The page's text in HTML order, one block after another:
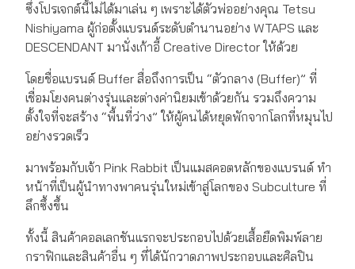
ซึ่งโปรเจกต์นี้ไม่ได้มาเล่น ๆ เพราะได้ตัวพ่ออย่างคุณ Tetsu
Nishiyama ผู้ก่อตั้งแบรนด์ระดับตำนานอย่าง WTAPS และ
DESCENDANT มานั่งเก้าอี้ Creative Director ให้ด้วย
โดยชื่อแบรนด์ Buffer สื่อถึงการเป็น “ตัวกลาง (Buffer)” ที่
เชื่อมโยงคนต่างรุ่นและต่างค่านิยมเข้าด้วยกัน รวมถึงความ
ตั้งใจที่จะสร้าง “พื้นที่ว่าง” ให้ผู้คนได้หยุดพักจากโลกที่หมุนไป
อย่างรวดเร็ว
มาพร้อมกับเจ้า Pink Rabbit เป็นแมสคอตหลักของแบรนด์ ทำ
หน้าที่เป็นผู้นำทางพาคนรุ่นใหม่เข้าสู่โลกของ Subculture ที่
ลึกซึ้งขึ้น
ทั้งนี้ สินค้าคอลเลกชันแรกจะประกอบไปด้วยเสื้อยืดพิมพ์ลาย
กราฟิกและสินค้าอื่น ๆ ที่ได้นักวาดภาพประกอบและศิลปิน